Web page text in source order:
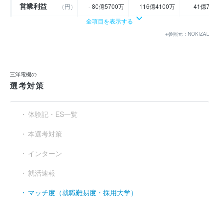
営業利益 （円） - 80億5700万 116億4100万 41億
- 166億5700万
売上伸び率
営業利益率 （％） - 4.02 4.91
経常利益率 （％）
全項目を表示する
※参照元：NOKIZAL
三洋電機の
選考対策
体験記・ES一覧
本選考対策
インターン
就活速報
マッチ度（就職難易度・採用大学）